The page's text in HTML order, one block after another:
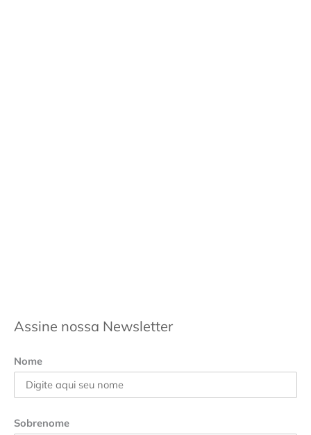
Assine nossa Newsletter
Nome
Sobrenome